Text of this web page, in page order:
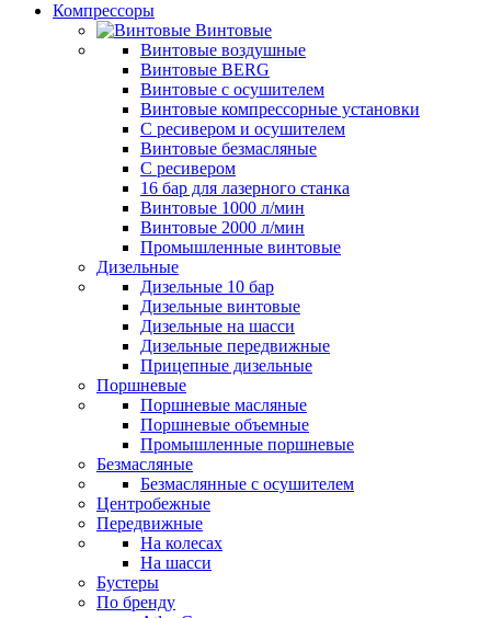
Компрессоры
Винтовые
Винтовые воздушные
Винтовые BERG
Винтовые с осушителем
Винтовые компрессорные установки
C ресивером и осушителем
Винтовые безмасляные
C ресивером
16 бар для лазерного станка
Винтовые 1000 л/мин
Винтовые 2000 л/мин
Промышленные винтовые
Дизельные
Дизельные 10 бар
Дизельные винтовые
Дизельные на шасси
Дизельные передвижные
Прицепные дизельные
Поршневые
Поршневые масляные
Поршневые объемные
Промышленные поршневые
Безмасляные
Безмаслянные с осушителем
Центробежные
Передвижные
На колесах
На шасси
Бустеры
По бренду